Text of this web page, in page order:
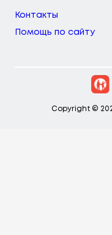
Контакты
Помощь по сайту
Copyright ©